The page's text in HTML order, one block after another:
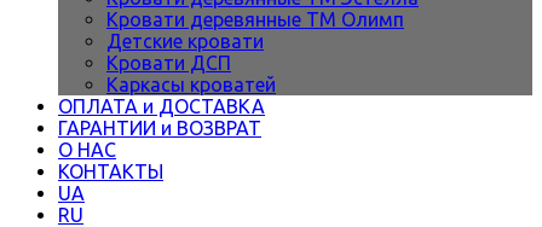
Кровати деревянные ТМ Олимп
Детские кровати
Кровати ДСП
Каркасы кроватей
ОПЛАТА и ДОСТАВКА
ГАРАНТИИ и ВОЗВРАТ
О НАС
КОНТАКТЫ
UA
RU